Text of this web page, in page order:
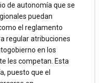
de autonomía que se
puedan
el reglamento
regular atribuciones
en los
les competan. Esta
puesto que el